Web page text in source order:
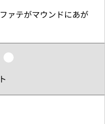
ァテがマウンドにあが